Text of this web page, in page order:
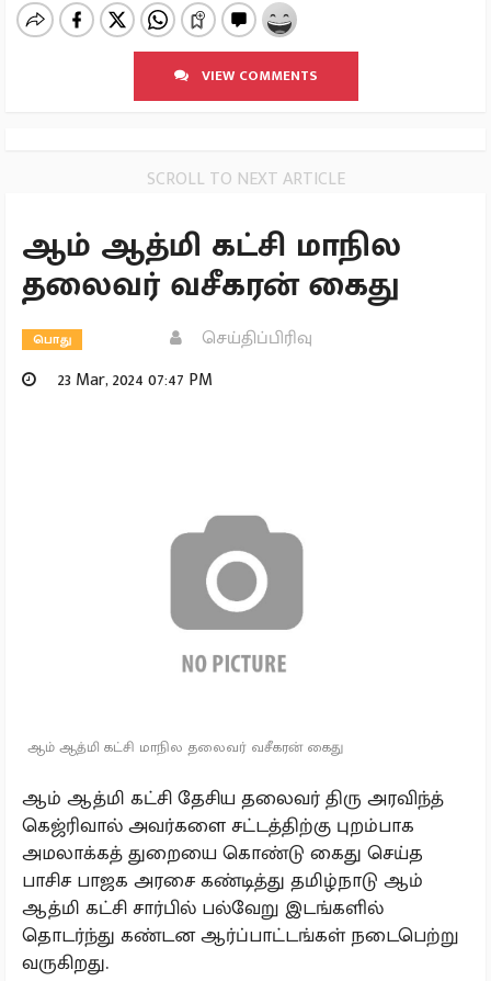
VIEW COMMENTS
SCROLL TO NEXT ARTICLE
ஆம் ஆத்மி கட்சி மாநில
தலைவர் வசீகரன் கைது
பொது
செய்திப்பிரிவு
23 Mar, 2024 07:47 PM
ஆம் ஆத்மி கட்சி மாநில தலைவர் வசீகரன் கைது
ஆம் ஆத்மி கட்சி தேசிய தலைவர் திரு அரவிந்த்
கெஜ்ரிவால் அவர்களை சட்டத்திற்கு புறம்பாக
அமலாக்கத் துறையை கொண்டு கைது செய்த
பாசிச பாஜக அரசை கண்டித்து தமிழ்நாடு ஆம்
ஆத்மி கட்சி சார்பில் பல்வேறு இடங்களில்
தொடர்ந்து கண்டன ஆர்ப்பாட்டங்கள் நடைபெற்று
வருகிறது.